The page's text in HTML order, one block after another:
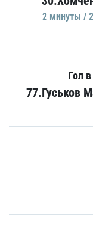
2 минуты /
Гол
77.Гуськов